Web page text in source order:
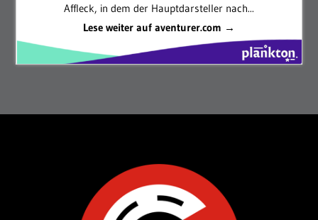
Affleck, in dem der Hauptdarsteller nach...
Lese weiter auf aventurer.com →